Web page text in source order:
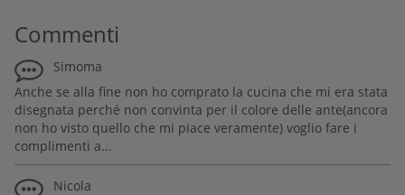
Commenti
Simoma
Anche se alla fine non ho comprato la cucina che mi era stata
disegnata perché non convinta per il colore delle ante(ancora
non ho visto quello che mi piace veramente) voglio fare i
complimenti a...
Nicola